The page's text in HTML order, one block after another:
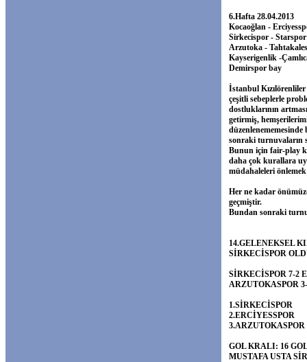
6.Hafta 28.04.2013
Kocaoğlan -
Sirkecispor -
Arzutoka -
Kayserigenlik -
Demirspor bay
İstanbul
çeşitli sebeplerle
dostluklarının
getirmiş,
sonraki turnuvaların
Bunun için fair-play
daha çok kurallara
müdahaleleri
Her ne kadar
geçmiştir.
Bundan sonraki
14.GELENEKSEL
SİRKECİSPOR
SİRKECİSPOR 7-2
ARZUTOKASPOR
1.SİRKECİSPOR
2.ERCİYESSPOR
3.ARZUTOKASPOR
GOL KRALI: 16
MUSTAFA USTA